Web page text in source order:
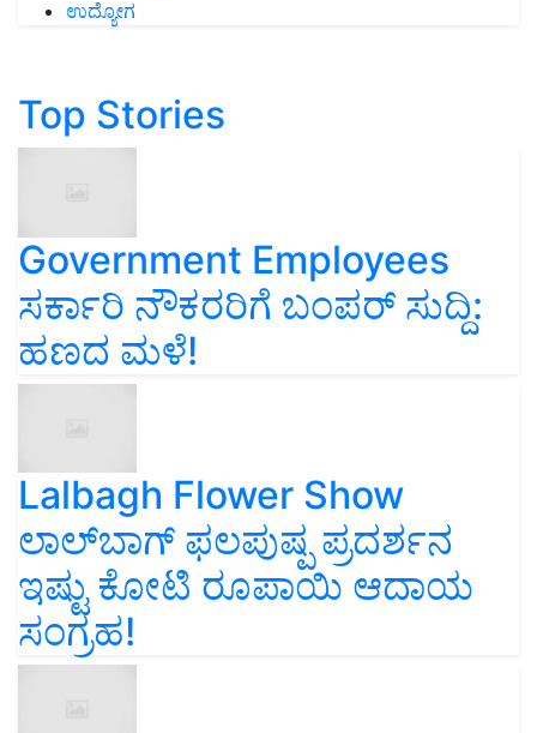
ಉದ್ಯೋಗ
Top Stories
Government Employees
ಸರ್ಕಾರಿ ನೌಕರರಿಗೆ ಬಂಪರ್‌ ಸುದ್ದಿ:
ಹಣದ ಮಳೆ!
Lalbagh Flower Show
ಲಾಲ್‌ಬಾಗ್ ಫಲಪುಷ್ಪ ಪ್ರದರ್ಶನ
ಇಷ್ಟು ಕೋಟಿ ರೂಪಾಯಿ ಆದಾಯ
ಸಂಗ್ರಹ!